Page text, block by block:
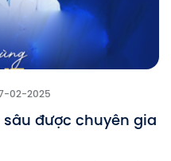
02-2025
được chuyên gia